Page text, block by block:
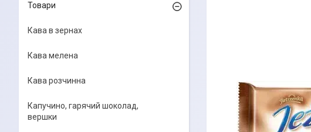
Товари
Кава в зернах
Кава мелена
Кава розчинна
Капучино, гарячий шоколад,
вершки